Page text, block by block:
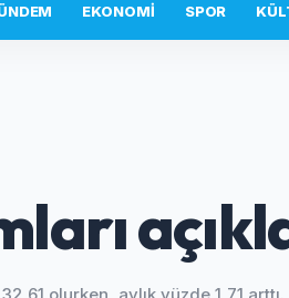
EKONOMI SPOR